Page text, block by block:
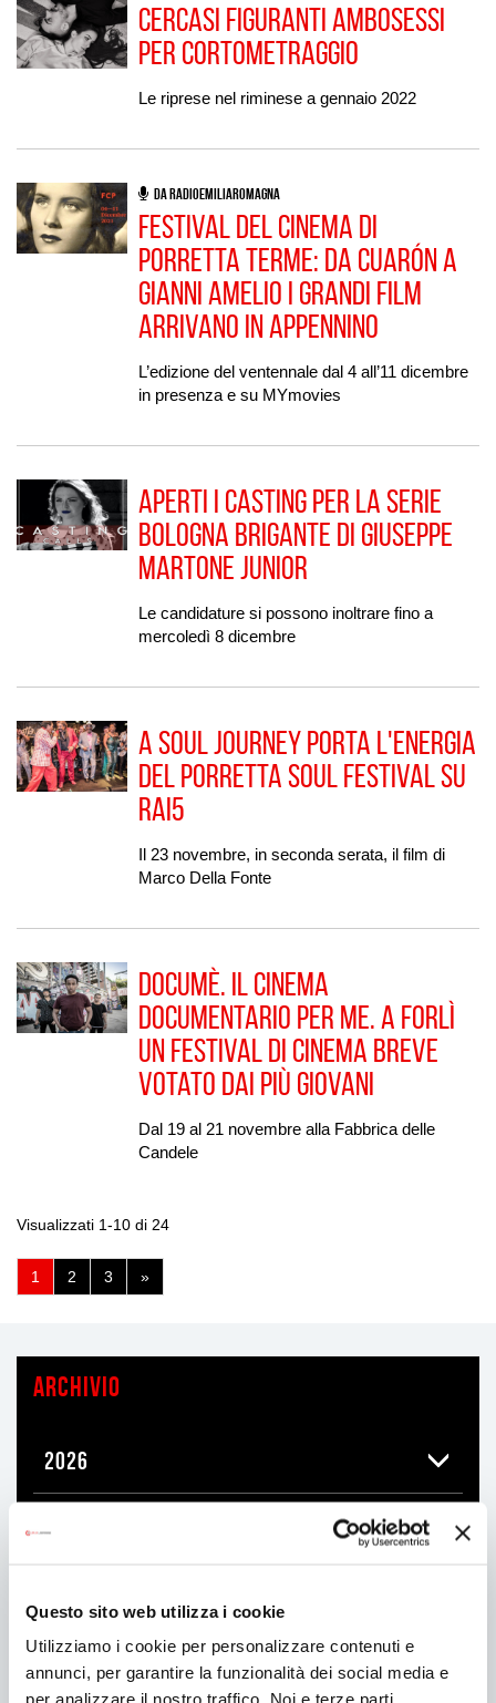
Questo sito web utilizza i cookie
Utilizziamo i cookie per personalizzare contenuti e
annunci, per garantire la funzionalità dei social media e
per analizzare il nostro traffico. Noi e terze parti
Cercasi figuranti ambosessi
per cortometraggio
Le riprese nel riminese a gennaio 2022
DA RADIOEMILIAROMAGNA
Festival del Cinema di
Porretta Terme: da Cuarón a
Gianni Amelio i grandi film
arrivano in Appennino
L’edizione del ventennale dal 4 all’11 dicembre
in presenza e su MYmovies
Aperti i casting per la serie
Bologna Brigante di Giuseppe
Martone Junior
Le candidature si possono inoltrare fino a
mercoledì 8 dicembre
A Soul Journey porta l'energia
del Porretta Soul Festival su
Rai5
Il 23 novembre, in seconda serata, il film di
Marco Della Fonte
Documè. Il cinema
documentario per me. A Forlì
un festival di cinema breve
votato dai più giovani
Dal 19 al 21 novembre alla Fabbrica delle
Candele
Visualizzati 1-10 di 24
1
(pagina
corrente)
2 3 »
ARCHIVIO
2026
2025
2024
2023